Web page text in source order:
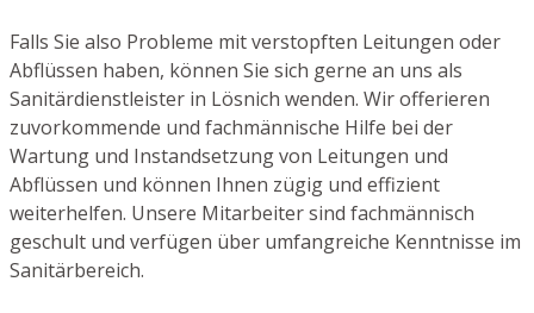
Falls Sie also Probleme mit verstopften Leitungen oder
Abflüssen haben, können Sie sich gerne an uns als
Sanitärdienstleister in Lösnich wenden. Wir offerieren
zuvorkommende und fachmännische Hilfe bei der
Wartung und Instandsetzung von Leitungen und
Abflüssen und können Ihnen zügig und effizient
weiterhelfen. Unsere Mitarbeiter sind fachmännisch
geschult und verfügen über umfangreiche Kenntnisse im
Sanitärbereich.